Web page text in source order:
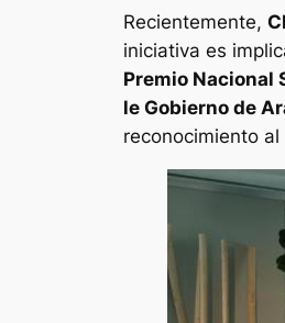
Recientemente,
iniciativa es
Premio Nacional
le Gobierno de
reconocimiento